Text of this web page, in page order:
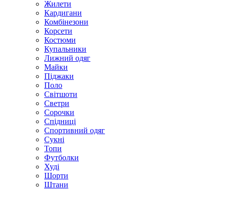
Жилети
Кардигани
Комбінезони
Корсети
Костюми
Купальники
Лижний одяг
Майки
Піджаки
Поло
Світшоти
Светри
Сорочки
Спідниці
Спортивний одяг
Сукні
Топи
Футболки
Худі
Шорти
Штани